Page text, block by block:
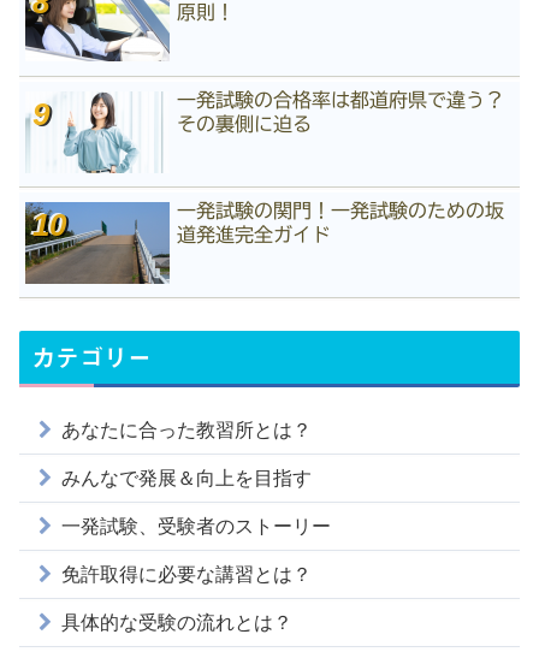
原則！
一発試験の合格率は都道府県で違う？
その裏側に迫る
一発試験の関門！一発試験のための坂
道発進完全ガイド
カテゴリー
あなたに合った教習所とは？
みんなで発展＆向上を目指す
一発試験、受験者のストーリー
免許取得に必要な講習とは？
具体的な受験の流れとは？